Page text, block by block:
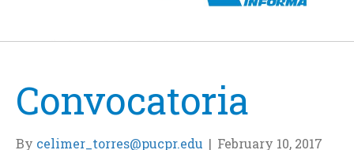
Convocatoria
By celimer_torres@pucpr.edu | February 10, 2017